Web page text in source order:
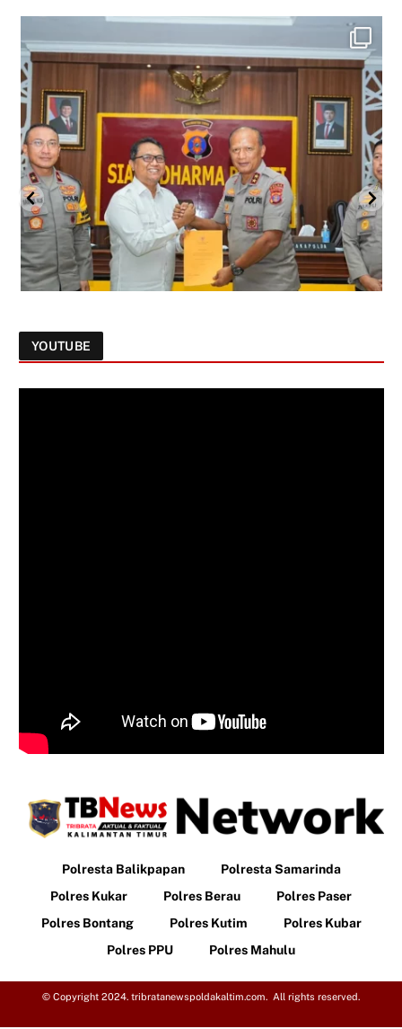
YOUTUBE
Polresta Balikpapan
Polresta Samarinda
Polres Kukar
Polres Berau
Polres Paser
Polres Bontang
Polres Kutim
Polres Kubar
Polres PPU
Polres Mahulu
© Copyright 2024. tribratanewspoldakaltim.com. All rights reserved.